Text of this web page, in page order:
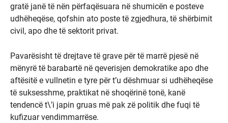
gratë janë të nën përfaqësuara në shumicën e posteve
udhëheqëse, qofshin ato poste të zgjedhura, të shërbimit
civil, apo dhe të sektorit privat.
Pavarësisht të drejtave të grave për të marrë pjesë në
mënyrë të barabartë në qeverisjen demokratike apo dhe
aftësitë e vullnetin e tyre për t’u dëshmuar si udhëheqëse
të suksesshme, praktikat në shoqërinë tonë, kanë
tendencë t\’i japin gruas më pak zë politik dhe fuqi të
kufizuar vendimmarrëse.